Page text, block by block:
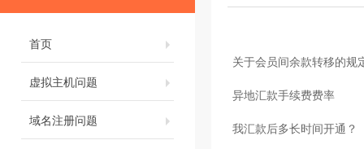
首页
虚拟主机问题
域名注册问题
关于会员间余款转移的规
异地汇款手续费费率
我汇款后多长时间开通？